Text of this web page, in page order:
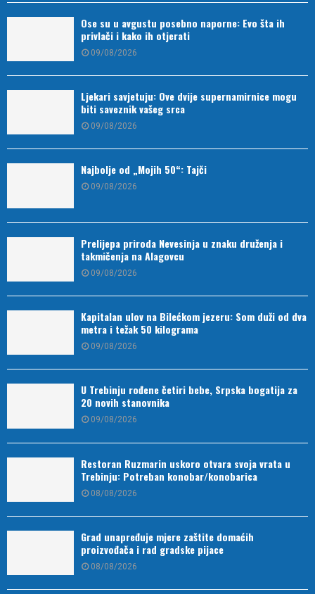
Ose su u avgustu posebno naporne: Evo šta ih
privlači i kako ih otjerati
09/08/2026
Ljekari savjetuju: Ove dvije supernamirnice mogu
biti saveznik vašeg srca
09/08/2026
Najbolje od „Mojih 50“: Tajči
09/08/2026
Prelijepa priroda Nevesinja u znaku druženja i
takmičenja na Alagovcu
09/08/2026
Kapitalan ulov na Bilećkom jezeru: Som duži od dva
metra i težak 50 kilograma
09/08/2026
U Trebinju rođene četiri bebe, Srpska bogatija za
20 novih stanovnika
09/08/2026
Restoran Ruzmarin uskoro otvara svoja vrata u
Trebinju: Potreban konobar/konobarica
08/08/2026
Grad unapređuje mjere zaštite domaćih
proizvođača i rad gradske pijace
08/08/2026